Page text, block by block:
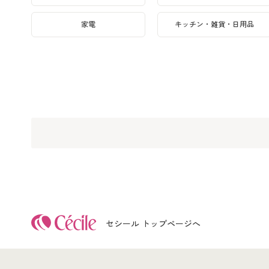
家電 キッチン・雑貨・日用品
セシール トップページへ